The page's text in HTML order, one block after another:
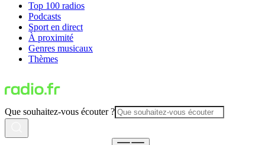
Top 100 radios
Podcasts
Sport en direct
À proximité
Genres musicaux
Thèmes
Que souhaitez-vous écouter ?